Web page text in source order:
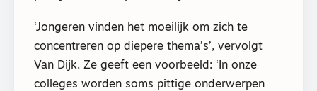
‘Jongeren vinden het moeilijk om zich te
concentreren op diepere thema’s’, vervolgt
Van Dijk. Ze geeft een voorbeeld: ‘In onze
colleges worden soms pittige onderwerpen